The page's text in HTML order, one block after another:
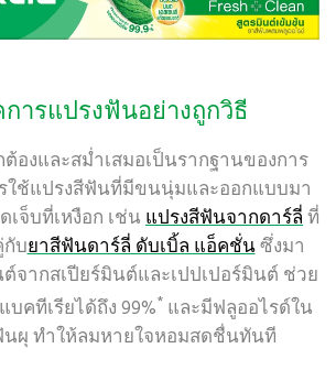
ารแปรงฟันอย่างถูกวิธี
องและสม่ำเสมอเป็นรากฐานของการ
ใช้แปรงสีฟันที่มีขนนุ่มและออกแบบมา
จ็บที่เหงือก เช่นแปรงสีฟันจากดาร์ลี่ที่
บยาสีฟันดาร์ลี่ ดับเบิ้ล แอ็คชั่นซึ่งมา
จากสเปียร์มินต์และเปปเปอร์มินต์ ช่วย
คทีเรียได้ถึง 99%*และมีฟลูออไรด์ใน
ผุ ทำให้ลมหายใจหอมสดชื่นทันที